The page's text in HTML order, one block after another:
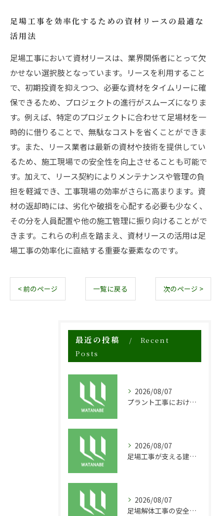
足場工事を効率化するための資材リースの最適な
活用法
足場工事において資材リースは、業界関係者にとって欠
かせない選択肢となっています。リースを利用すること
で、初期投資を抑えつつ、必要な資材をタイムリーに確
保できるため、プロジェクトの進行がスムーズになりま
す。例えば、特定のプロジェクトに合わせて足場材を一
時的に借りることで、無駄なコストを省くことができま
す。また、リース業者は最新の資材や技術を提供してい
るため、施工現場での安全性を向上させることも可能で
す。加えて、リース契約によりメンテナンスや管理の負
担を軽減でき、工事現場の効率がさらに高まります。資
材の返却時には、劣化や破損を心配する必要も少なく、
その分を人員配置や他の施工管理に振り向けることがで
きます。これらの利点を踏まえ、資材リースの活用は足
場工事の効率化に直結する重要な要素なのです。
< 前のページ 一覧に戻る 次のページ >
最近の投稿
Recent
Posts
2026/08/07
プラント工事における足場工事の安全対策と施工の重要性
2026/08/07
足場工事が支える建物の長寿命化と外装塗装の重要性
2026/08/07
足場解体工事の安全性と効率化のポイント